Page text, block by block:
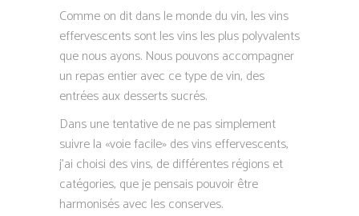
Comme on dit dans le monde du vin, les vins
effervescents sont les vins les plus polyvalents
que nous ayons. Nous pouvons accompagner
un repas entier avec ce type de vin, des
entrées aux desserts sucrés.
Dans une tentative de ne pas simplement
suivre la «voie facile» des vins effervescents,
j’ai choisi des vins, de différentes régions et
catégories, que je pensais pouvoir être
harmonisés avec les conserves.